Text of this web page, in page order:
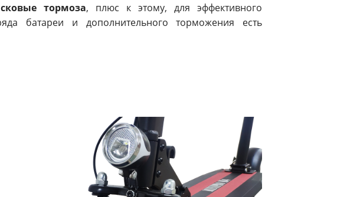
тормоза, плюс к этому, для эффективного
батареи и дополнительного торможения есть